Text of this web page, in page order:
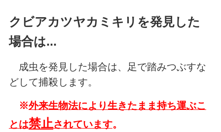
クビアカツヤカミキリを発見した
場合は...
成虫を発見した場合は、足で踏みつぶすな
どして捕殺します。
※外来生物法により生きたまま持ち運ぶこ
とは禁止されています。